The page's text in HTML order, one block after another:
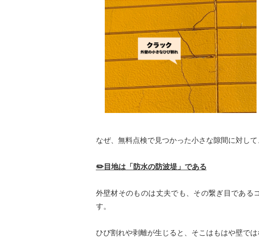
なぜ、無料点検で見つかった小さな隙間に対して
✏️目地は「防水の防波堤」である
外壁材そのものは丈夫でも、その繋ぎ目である
す。
ひび割れや剥離が生じると、そこはもはや壁では